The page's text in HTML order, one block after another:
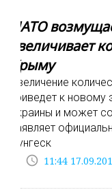
НАТО
увеличивает
Крыму
Увеличение
приведет к
Украины и может
заявляет
Лунгеск
access_time 11:44